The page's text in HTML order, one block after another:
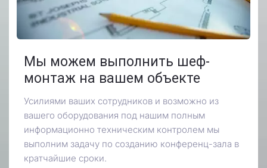
Мы можем выполнить шеф-
монтаж на вашем объекте
Усилиями ваших сотрудников и возможно из
вашего оборудования под нашим полным
информационно техническим контролем мы
выполним задачу по созданию конференц-зала в
кратчайшие сроки.